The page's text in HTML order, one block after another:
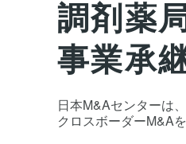
調剤薬
事業承
日本M&Aセンターは
クロスボーダーM&A